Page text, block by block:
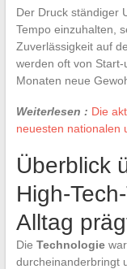
Der Druck ständiger
Tempo einzuhalten,
Zuverlässigkeit auf
werden oft von
Monaten neue
Weiterlesen : Die
neuesten nationalen
Überblick
High-
Alltag
Die Technologie
durcheinanderbringt